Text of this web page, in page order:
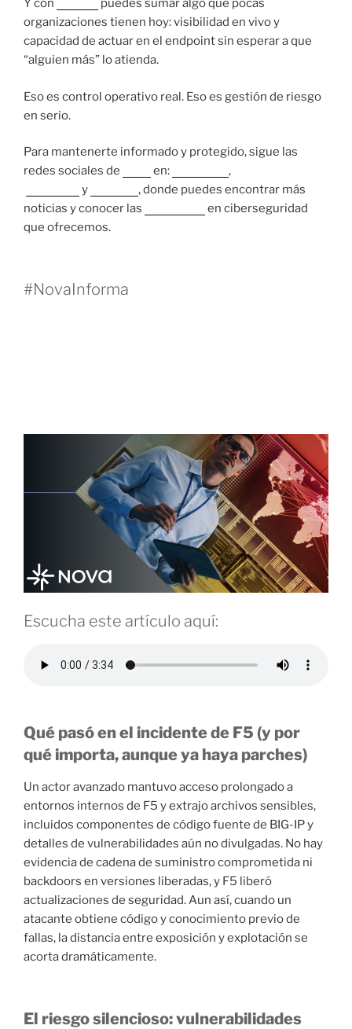
Y con
puedes sumar algo que pocas
organizaciones tienen hoy: visibilidad en vivo y
capacidad de actuar en el endpoint sin esperar a que
“alguien más” lo atienda.
Eso es control operativo real. Eso es gestión de riesgo
en serio.
Para mantenerte informado y protegido, sigue las
redes sociales de
en:
,
y
, donde puedes encontrar más
noticias y conocer las
en ciberseguridad
que ofrecemos.
#NovaInforma
Escucha este artículo aquí:
Qué pasó en el incidente de F5 (y por
qué importa, aunque ya haya parches)
Un actor avanzado mantuvo acceso prolongado a
entornos internos de F5 y extrajo archivos sensibles,
incluidos componentes de código fuente de BIG-IP y
detalles de vulnerabilidades aún no divulgadas. No hay
evidencia de cadena de suministro comprometida ni
backdoors en versiones liberadas, y F5 liberó
actualizaciones de seguridad. Aun así, cuando un
atacante obtiene código y conocimiento previo de
fallas, la distancia entre exposición y explotación se
acorta dramáticamente.
El riesgo silencioso: vulnerabilidades